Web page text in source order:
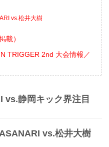
vs.松井大樹
載）
TRIGGER 2nd 大会情報／
vs.静岡キック界注目
vs.松井大樹